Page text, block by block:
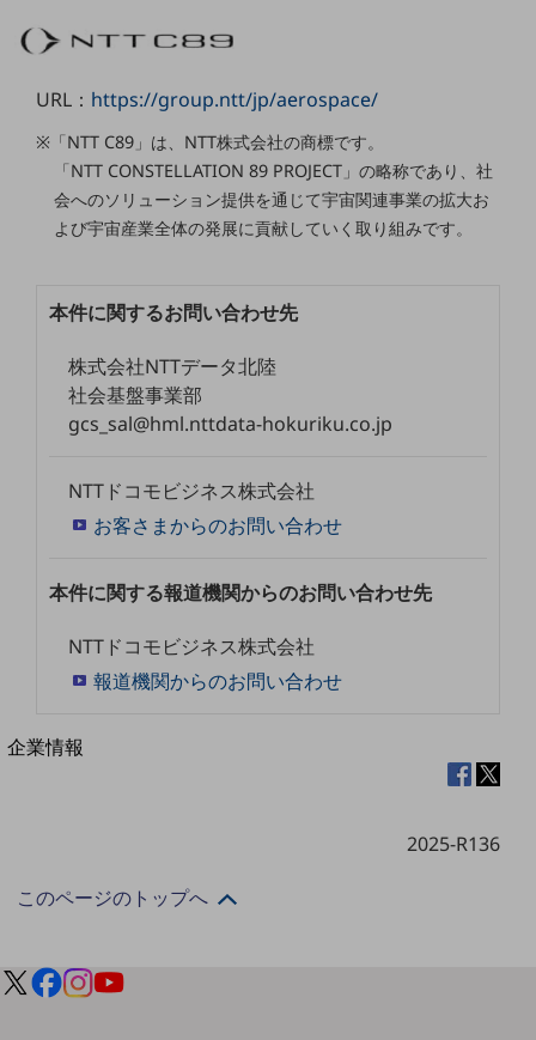
その他のお悩みはこちら
業界から見つける
小売・卸売業
ゲーム感覚で見つける
ビジネスお悩み診断
NTTドコモビジネス
オンラインショップ
相談・申し込みができるバーチャルショップ
法人向けモバイルトップ
新規会員登録/ログインはこちら
100回線以上のお問い合わせ・お見積りはこちら
別ウィンドウで開きます
企業情報
沿革
事業拠点
URL： https://group.ntt/jp/aerospace/
※「NTT C89」は、NTT株式会社の商標です。
「NTT CONSTELLATION 89 PROJECT」の略称であり、社
会へのソリューション提供を通じて宇宙関連事業の拡大お
よび宇宙産業全体の発展に貢献していく取り組みです。
本件に関するお問い合わせ先
株式会社NTTデータ北陸
社会基盤事業部
gcs_sal@hml.nttdata-hokuriku.co.jp
NTTドコモビジネス株式会社
お客さまからのお問い合わせ
本件に関する報道機関からのお問い合わせ先
NTTドコモビジネス株式会社
報道機関からのお問い合わせ
2025-R136
このページのトップへ